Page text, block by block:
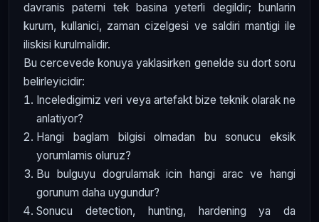
davranis paterni tek basina yeterli degildir; bunlarin
kurum, kullanici, zaman cizelgesi ve saldiri mantigi ile
iliskisi kurulmalidir.
Bu cercevede konuya yaklasirken genelde su dort soru
belirleyicidir:
Inceledigimiz veri veya artefakt bize teknik olarak ne
anlatiyor?
Hangi baglam bilgisi olmadan bu sonucu eksik
yorumlamis oluruz?
Bu bulguyu dogrulamak icin hangi arac ve hangi
gorunum daha uygundur?
Sonucu detection, hunting, hardening ya da